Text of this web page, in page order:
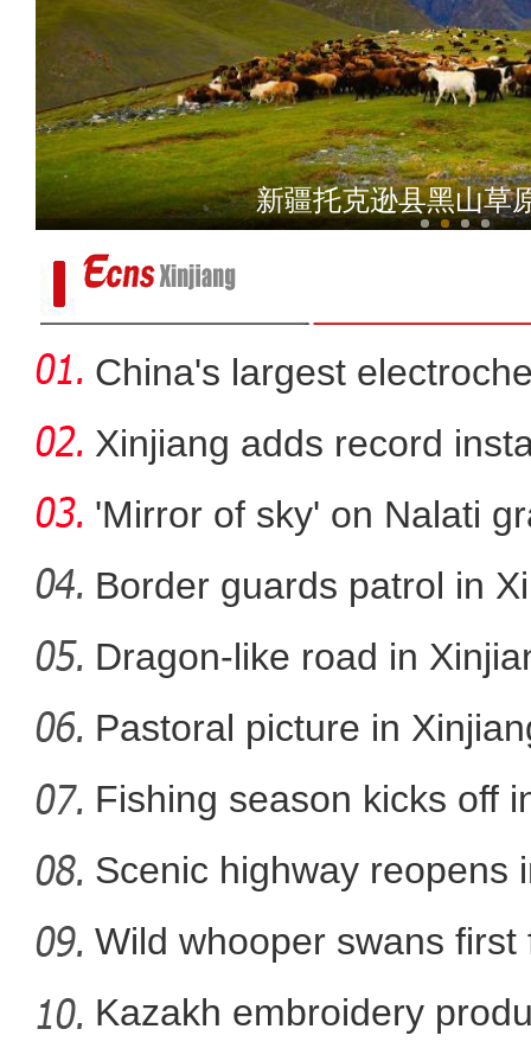
炎夏日送清凉 浓浓
致富路上火龙果 越
中国新疆国际民族舞蹈节
China's largest
storag
Xinjiang adds record
cap
'Mirror of sky' on Nalati
Border guards patrol in
Dragon-like road in
Pastoral picture in
Fishing season kicks off
Scenic highway reopens
Wild whooper swans
X
Kazakh embroidery